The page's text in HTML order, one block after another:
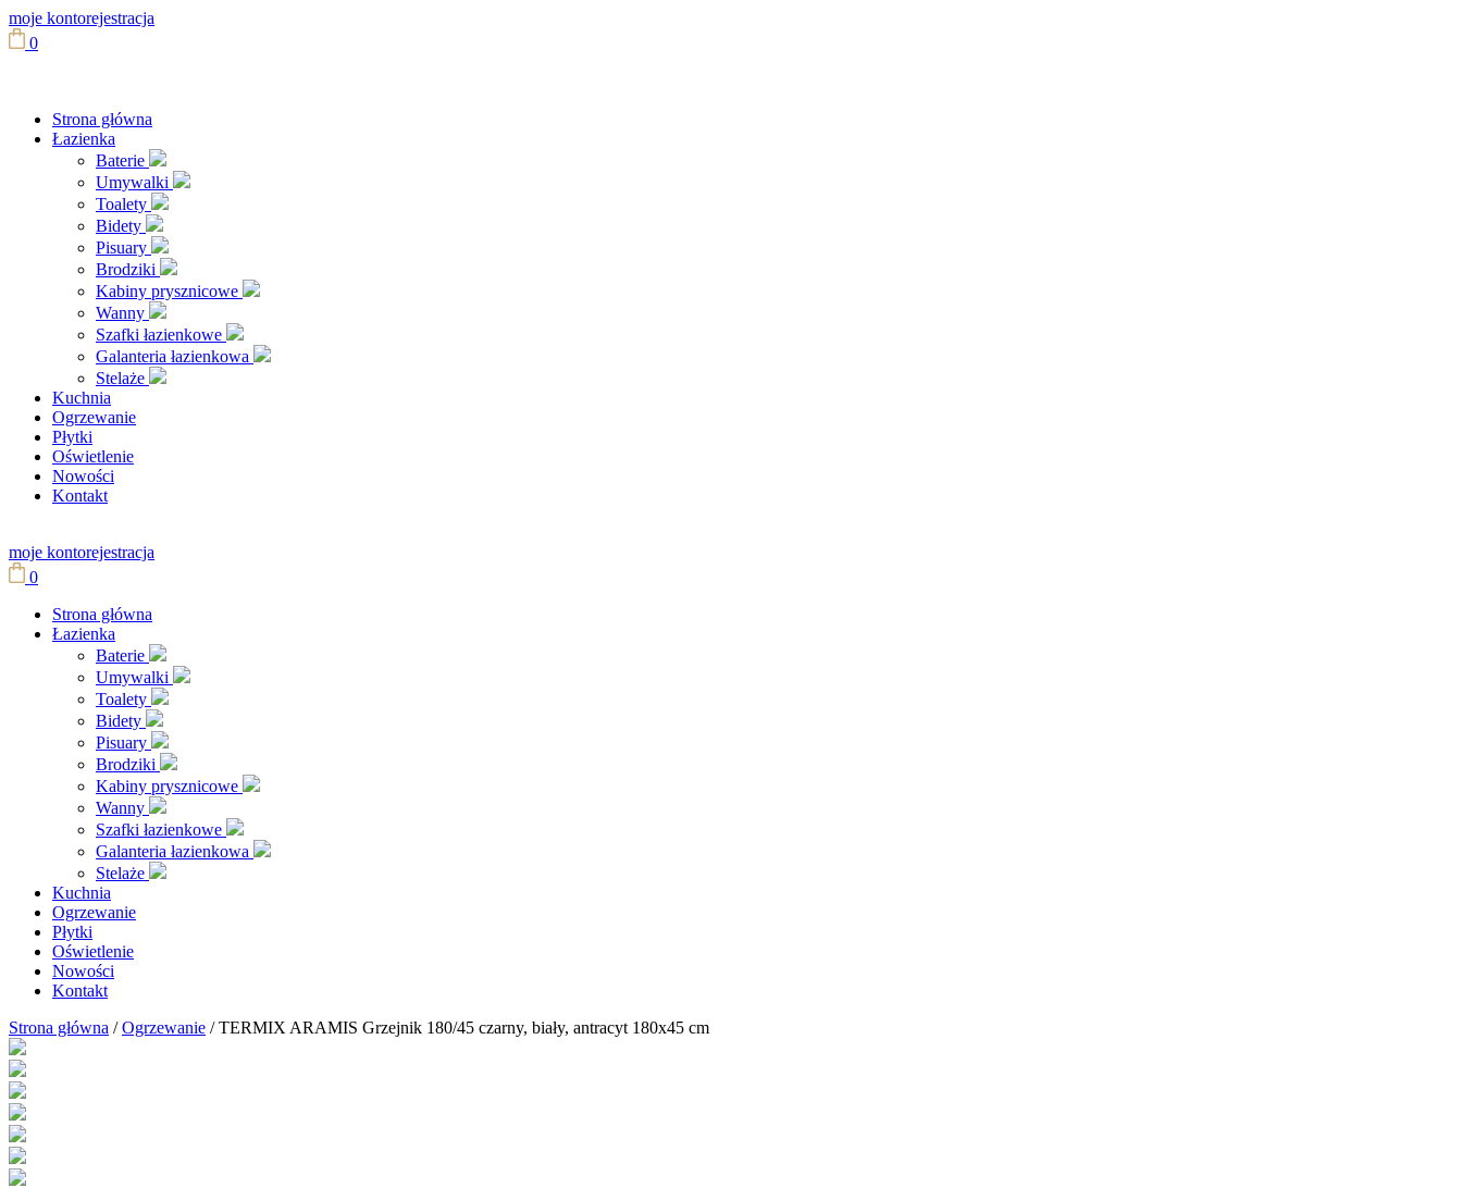
moje kontorejestracja
0
Strona główna
Łazienka
Baterie
Umywalki
Toalety
Bidety
Pisuary
Brodziki
Kabiny prysznicowe
Wanny
Szafki łazienkowe
Galanteria łazienkowa
Stelaże
Kuchnia
Ogrzewanie
Płytki
Oświetlenie
Nowości
Kontakt
moje kontorejestracja
0
Strona główna
Łazienka
Baterie
Umywalki
Toalety
Bidety
Pisuary
Brodziki
Kabiny prysznicowe
Wanny
Szafki łazienkowe
Galanteria łazienkowa
Stelaże
Kuchnia
Ogrzewanie
Płytki
Oświetlenie
Nowości
Kontakt
Strona główna /Ogrzewanie / TERMIX ARAMIS Grzejnik 180/45 czarny, biały, antracyt 180x45 cm